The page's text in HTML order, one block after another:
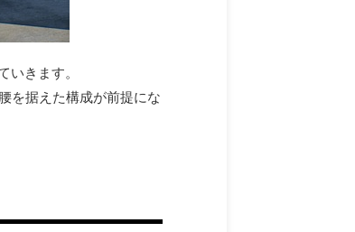
きます。
を据えた構成が前提にな